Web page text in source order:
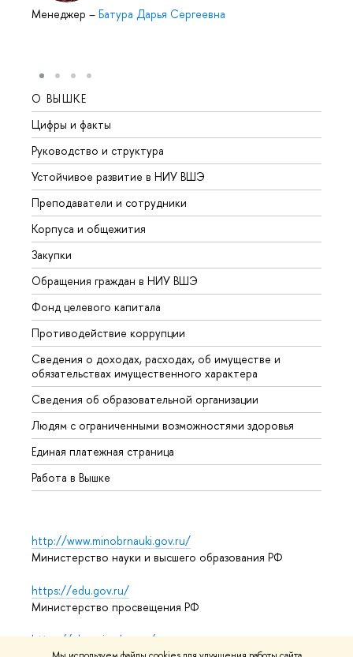
Менеджер – Батура Дарья Сергеевна
О ВЫШКЕ
Цифры и факты
Руководство и структура
Устойчивое развитие в НИУ ВШЭ
Преподаватели и сотрудники
Корпуса и общежития
Закупки
Обращения граждан в НИУ ВШЭ
Фонд целевого капитала
Противодействие коррупции
Сведения о доходах, расходах, об имуществе и
обязательствах имущественного характера
Сведения об образовательной организации
Людям с ограниченными возможностями здоровья
Единая платежная страница
Работа в Вышке
http://www.minobrnauki.gov.ru/
Министерство науки и высшего образования РФ
https://edu.gov.ru/
Министерство просвещения РФ
https://elearning.hse.ru/mooc